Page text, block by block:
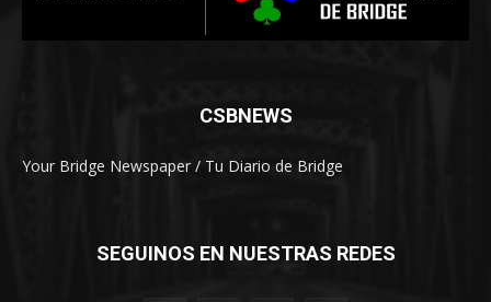
CSBNEWS
Your Bridge Newspaper / Tu Diario de Bridge
SEGUINOS EN NUESTRAS REDES